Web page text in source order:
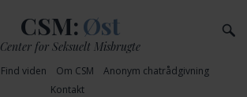
CSM:Øst
Center for Seksuelt Misbrugte
Find viden Om CSM
Anonym chatrådgivning
Kontakt